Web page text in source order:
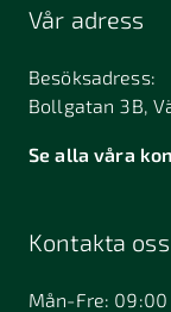
Vår adress
Besöksadress:
Bollgatan 3B,
Se alla våra
Kontakta oss
Mån-Fre: